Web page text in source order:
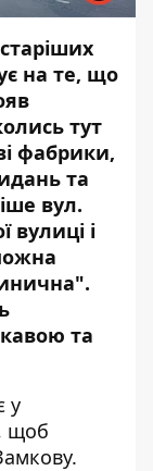
на те, що
тут
фабрики,
та
вул.
вулиці і
та
у
щоб